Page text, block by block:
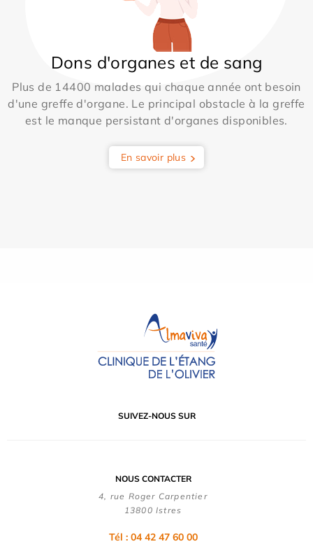
Dons d'organes et de sang
Plus de 14400 malades qui chaque année ont besoin
d'une greffe d'organe. Le principal obstacle à la greffe
est le manque persistant d'organes disponibles.
En savoir plus
SUIVEZ-NOUS SUR
NOUS CONTACTER
4, rue Roger Carpentier
13800 Istres
Tél : 04 42 47 60 00